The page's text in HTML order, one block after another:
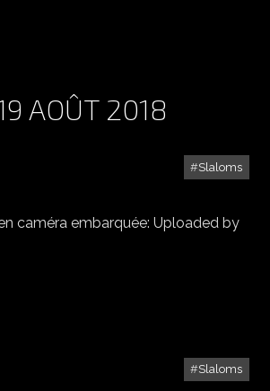
AOÛT 2018
Slaloms
PROVENCE LES 18-19 AOÛT 2018
caméra embarquée: Uploaded by
Slaloms
DU LUC 13 ET 14 AOUT 2016